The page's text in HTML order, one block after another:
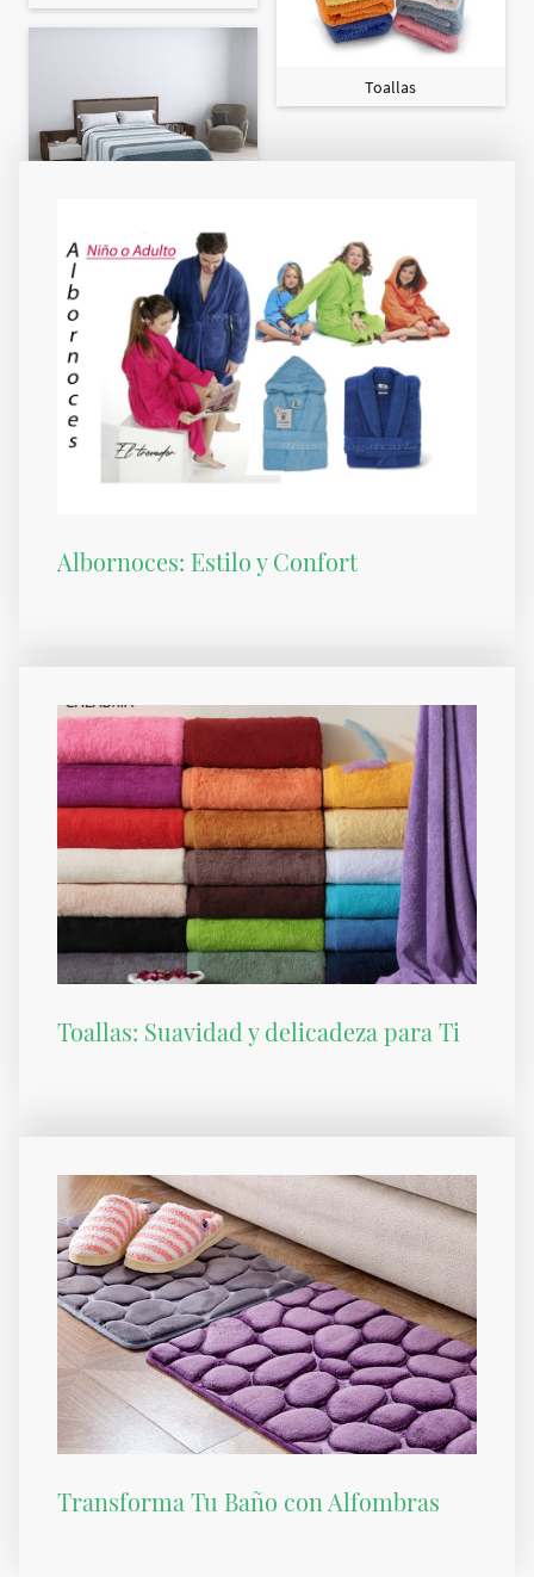
Colcha Maxi
Toallas
Albornoces: Estilo y Confort
Toallas: Suavidad y delicadeza para Ti
Transforma Tu Baño con Alfombras